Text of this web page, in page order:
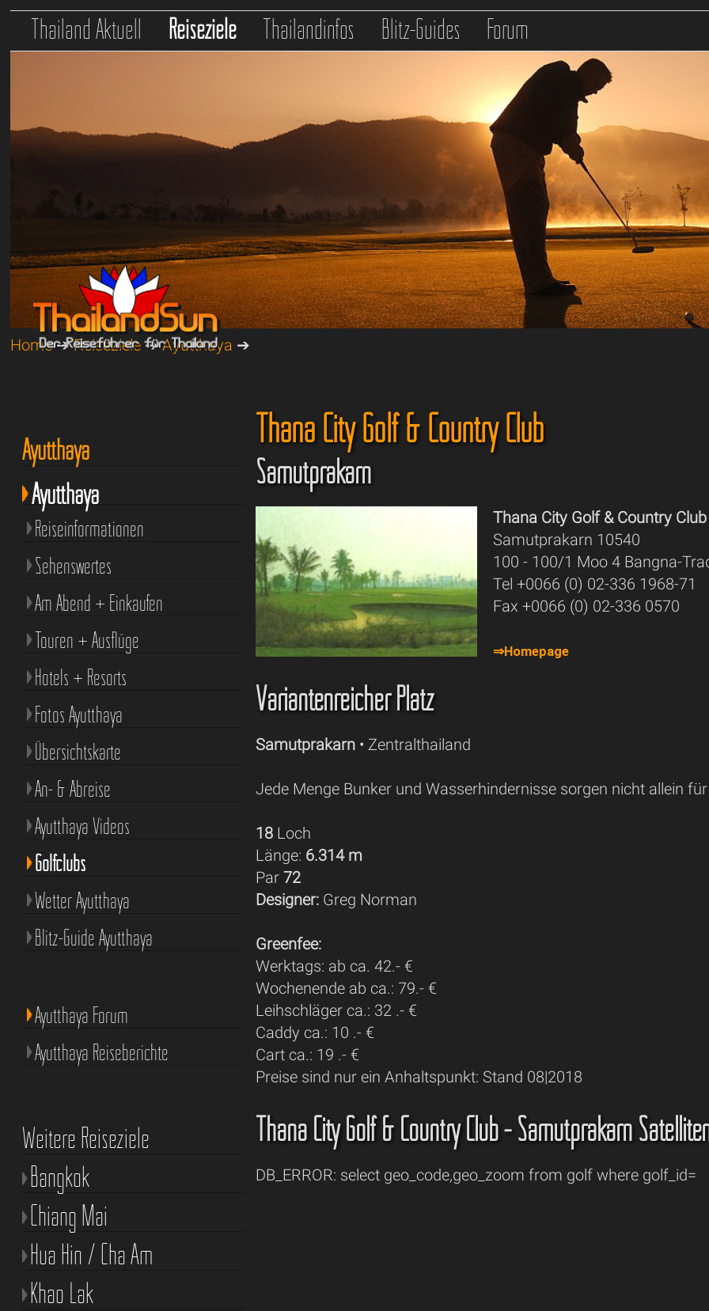
Thailand Aktuell Reiseziele Thailandinfos Blitz-Guides Forum
Home➔Reiseziele➔Ayutthaya ➔
Thana City Golf & Country Club
Samutprakarn
Thana City Golf & Country Club
Samutprakarn 10540
100 - 100/1 Moo 4 Bangna-
Tel +0066 (0) 02-336 1968-71
Fax +0066 (0) 02-336 0570
⇒Homepage
Variantenreicher Platz
Samutprakarn • Zentralthailand
Jede Menge Bunker und Wasserhindernisse sorgen nicht allein
18 Loch
Länge: 6.314 m
Par72
Designer: Greg Norman
Greenfee:
Werktags: ab ca. 42.- €
Wochenende ab ca.: 79.- €
Leihschläger ca.: 32 .- €
Caddy ca.: 10 .- €
Cart ca.: 19 .- €
Preise sind nur ein Anhaltspunkt: Stand 08|2018
Thana City Golf & Country Club - Samutprakarn
DB_ERROR: select geo_code,geo_zoom from golf where golf_id=
Ayutthaya
Ayutthaya
Reiseinformationen
Sehenswertes
Am Abend + Einkaufen
Touren + Ausflüge
Hotels + Resorts
Fotos Ayutthaya
Übersichtskarte
An- & Abreise
Ayutthaya Videos
Golfclubs
Wetter Ayutthaya
Blitz-Guide Ayutthaya
Ayutthaya Forum
Ayutthaya Reiseberichte
Weitere Reiseziele
Bangkok
Chiang Mai
Hua Hin / Cha Am
Khao Lak